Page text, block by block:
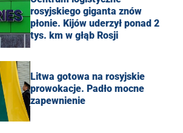
rosyjskiego giganta znów
płonie. Kijów uderzył ponad 2
tys. km w głąb Rosji
Litwa gotowa na rosyjskie
prowokacje. Padło mocne
zapewnienie